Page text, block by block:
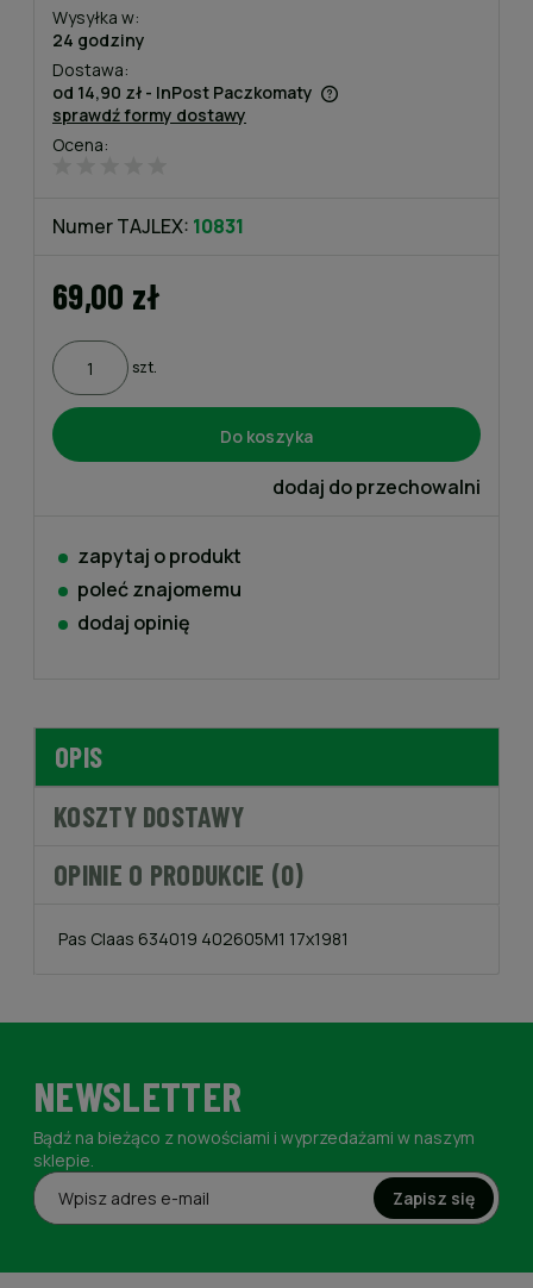
Ocena:
Wysyłka w:
24 godziny
Dostawa:
od 14,90 zł - InPost Paczkomaty
Cena nie zawiera ewentualnych kosztów płatności
sprawdź formy dostawy
Numer TAJLEX: 10831
69,00 zł
szt.
Do koszyka
dodaj do przechowalni
zapytaj o produkt
poleć znajomemu
dodaj opinię
OPIS
KOSZTY DOSTAWY
OPINIE O PRODUKCIE (0)
Pas Claas 634019 402605M1 17x1981
NEWSLETTER
Bądź na bieżąco z nowościami i wyprzedażami w naszym
sklepie.
Zapisz się